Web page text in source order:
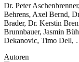
Dr. Peter
Behrens, Axel Bernd,
Brader, Dr. Kerstin
Brunnbauer, Jasmin
Dekanovic, Timo Dell,
Autoren